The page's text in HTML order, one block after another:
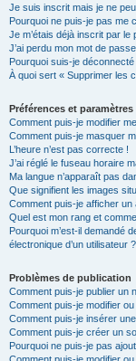
Je suis inscrit mais je ne
Pourquoi ne puis-je pas me
Je m’étais déjà inscrit par
J’ai perdu mon mot de
Pourquoi suis-je
À quoi sert « Supprimer les
Préférences et
Comment puis-je modifier
Comment puis-je masquer
L’heure n’est pas correcte !
J’ai réglé le fuseau horaire
Ma langue n’apparaît pas
Que signifient les images
Comment puis-je afficher un
Quel est mon rang et
Pourquoi m’est-il demandé
électronique d’un utilisateur ?
Problèmes de publication
Comment puis-je publier un
Comment puis-je modifier
Comment puis-je insérer
Comment puis-je créer un
Pourquoi ne puis-je pas